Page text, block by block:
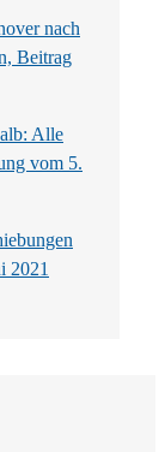
nach
Beitrag
Alle
vom 5.
2021